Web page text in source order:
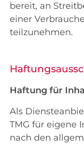
bereit, an
einer
teilzunehmen.
Haftung für
Als
TMG für eigene
nach den